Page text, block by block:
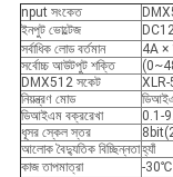
nput সংকেত
ইনপুট ভোল্টেজ
সর্বাধিক লোড বর্তমান
4A ×
সর্বোচ্চ আউটপুট শক্তি
DMX512 সকেট
XLR-
নিয়ন্ত্রণ মোড
ডিআইএম বক্ররেখা
0.1-
ধূসর স্কেল স্তর
আলোক বৈদ্যুতিক বিচ্ছিন্নতাহ্যাঁ
কাজ তাপমাত্রা
-